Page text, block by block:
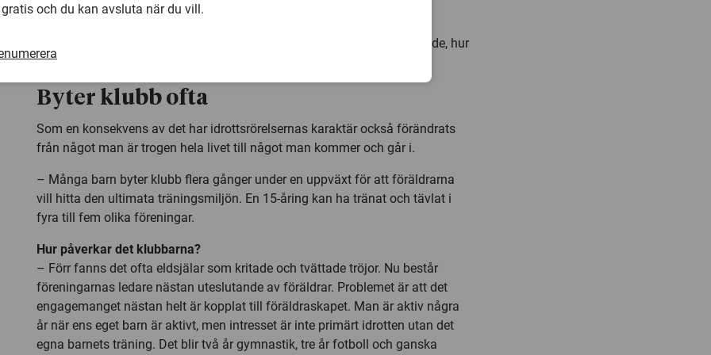
fritidsarrangemang. Familjens sociala liv anpassas till barnets idrottande, hur
semestern planeras, vilket umgänge man har.
Byter klubb ofta
Som en konsekvens av det har idrottsrörelsernas karaktär också förändrats
från något man är trogen hela livet till något man kommer och går i.
– Många barn byter klubb flera gånger under en uppväxt för att föräldrarna
vill hitta den ultimata träningsmiljön. En 15-åring kan ha tränat och tävlat i
fyra till fem olika föreningar.
Hur påverkar det klubbarna?
– Förr fanns det ofta eldsjälar som kritade och tvättade tröjor. Nu består
föreningarnas ledare nästan uteslutande av föräldrar. Problemet är att det
engagemanget nästan helt är kopplat till föräldraskapet. Man är aktiv några
år när ens eget barn är aktivt, men intresset är inte primärt idrotten utan det
egna barnets träning. Det blir två år gymnastik, tre år fotboll och ganska
gratis och du kan avsluta när du vill.